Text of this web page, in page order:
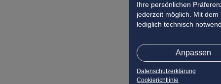
Ihre persönlichen
jederzeit möglich. Mit dem
lediglich technisch
Anpassen
Datenschutzerklärung
Cookierichtlinie